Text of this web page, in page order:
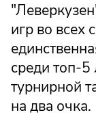
игр во всех
среди топ-5
турнирной
на два очка.